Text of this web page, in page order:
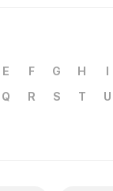
E F G H I
Q R S T U